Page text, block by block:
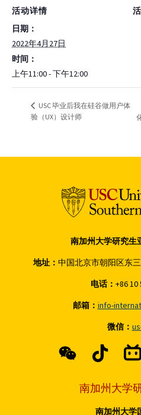
活动详情
日期：
2022年4月27日
时间：
上午11:00 - 下午12:00
USC 毕业后我在硅谷做用户体
验（UX）设计师
南加州大学研究生
地址： 中国北京市朝阳区东
电话： +86 10
邮箱： info-
微信：
南加州大学
南加州大学